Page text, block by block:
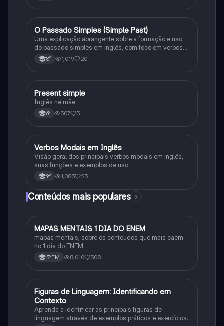
Inglês
O Passado Simples (Simple Past)
Uma explicação abrangente sobre a formação e uso
do passado simples em inglês, com foco em verbos
regulares e irregulares, frases negativas e
interrogativas.
8° 1,019 20
Inglês
Present simple
Inglês né mãe
6° 307 3
Inglês
Verbos Modais em Inglês
Visão geral dos principais verbos modais em inglês,
suas funções e exemplos de uso.
9° 1,083 23
Conteúdos mais populares 9
Português
MAPAS MENTAIS 1 DIA DO ENEM
mapas mentais, sobre os conteúdos que mais caem
no 1 dia do ENEM
3°EM 8,010 308
FPortuguês
Figuras de Linguagem: Identificando em
Contexto
Aprenda a identificar as principais figuras de
linguagem através de exemplos práticos e exercícios.